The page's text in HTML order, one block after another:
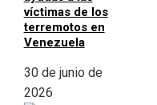
víctimas de los
terremotos en
Venezuela
30 de junio de
2026